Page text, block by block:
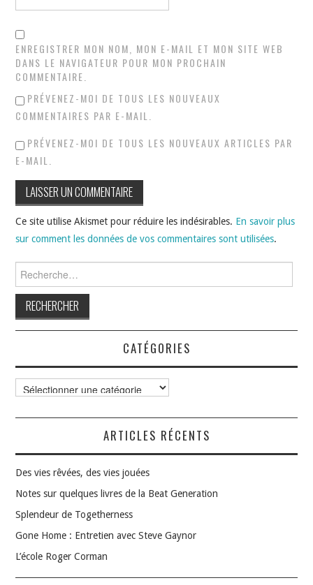
ENREGISTRER MON NOM, MON E-MAIL ET MON SITE WEB
DANS LE NAVIGATEUR POUR MON PROCHAIN
COMMENTAIRE.
PRÉVENEZ-MOI DE TOUS LES NOUVEAUX
COMMENTAIRES PAR E-MAIL.
PRÉVENEZ-MOI DE TOUS LES NOUVEAUX ARTICLES PAR
E-MAIL.
Ce site utilise Akismet pour réduire les indésirables. En savoir plus
sur comment les données de vos commentaires sont utilisées.
CATÉGORIES
Catégories
ARTICLES RÉCENTS
Des vies rêvées, des vies jouées
Notes sur quelques livres de la Beat Generation
Splendeur de Togetherness
Gone Home : Entretien avec Steve Gaynor
L’école Roger Corman